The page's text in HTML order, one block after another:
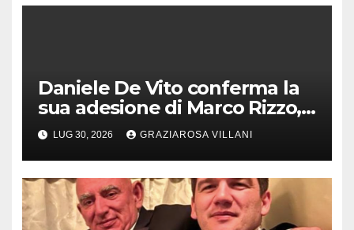
Daniele De Vito conferma la
sua adesione di Marco Rizzo,
nel rispetto delle decisioni
del 1° Congress
LUG 30, 2026 GRAZIAROSA VILLANI